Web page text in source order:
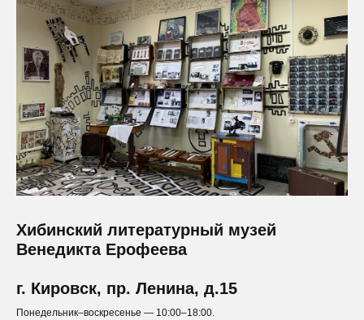
Хибинский литературный музей
Венедикта Ерофеева
г. Кировск, пр. Ленина, д.15
Понедельник–воскресенье — 10:00–18:00.